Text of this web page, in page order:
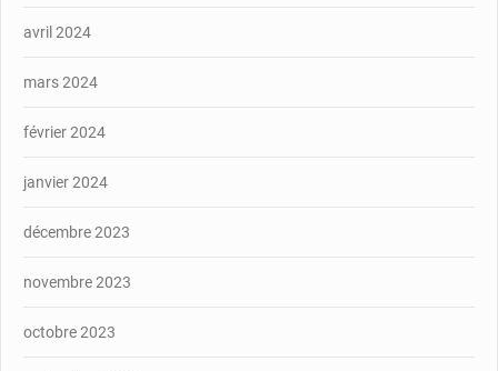
avril 2024
mars 2024
février 2024
janvier 2024
décembre 2023
novembre 2023
octobre 2023